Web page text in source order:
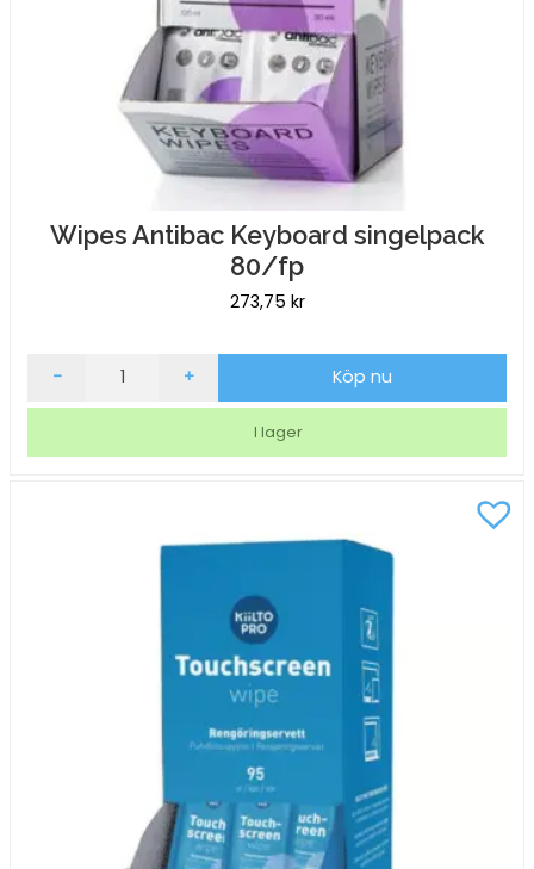
Wipes Antibac Keyboard singelpack
80/fp
273,75 kr
Wipes
- + Köp nu
I lager